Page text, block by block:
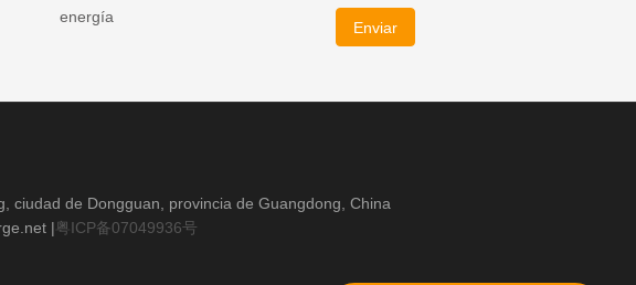
energía
Enviar
ciudad de Dongguan, provincia de Guangdong, China
|粤ICP备07049936号